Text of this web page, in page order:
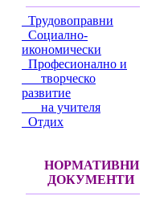
Трудовоправни
Социално-
икономически
Професионално и
творческо
развитие
на учителя
Отдих
НОРМАТИВНИ
ДОКУМЕНТИ